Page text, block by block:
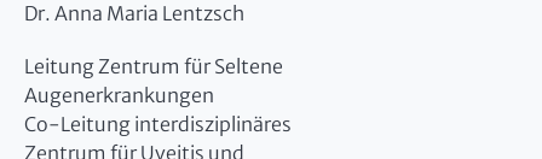
Dr. Anna Maria Lentzsch
Leitung Zentrum für Seltene
Augenerkrankungen
Co-Leitung interdisziplinäres
Zentrum für Uveitis und